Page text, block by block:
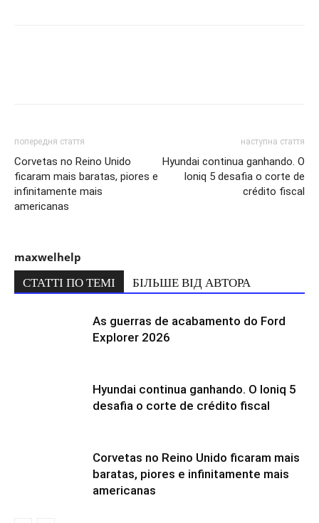
попередня стаття
Corvetas no Reino Unido
ficaram mais baratas, piores e
infinitamente mais
americanas
наступна стаття
Hyundai continua ganhando. O
Ioniq 5 desafia o corte de
crédito fiscal
maxwelhelp
СТАТТІ ПО ТЕМІ БІЛЬШЕ ВІД АВТОРА
As guerras de acabamento do Ford
Explorer 2026
Hyundai continua ganhando. O Ioniq 5
desafia o corte de crédito fiscal
Corvetas no Reino Unido ficaram mais
baratas, piores e infinitamente mais
americanas